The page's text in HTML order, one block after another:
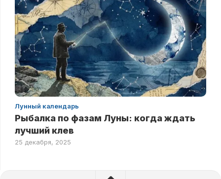
Лунный календарь
Рыбалка по фазам Луны: когда ждать
лучший клев
25 декабря, 2025